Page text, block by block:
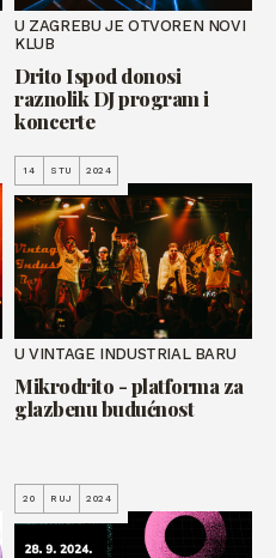
U ZAGREBU JE OTVOREN NOVI
KLUB
Drito Ispod donosi
raznolik DJ program i
koncerte
14 STU 2024
U VINTAGE INDUSTRIAL BARU
Mikrodrito - platforma za
glazbenu budućnost
20 RUJ 2024